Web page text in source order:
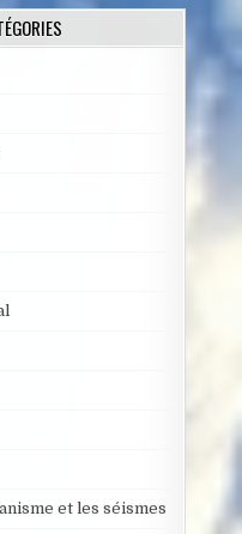
et les séismes